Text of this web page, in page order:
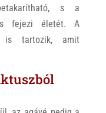
s a
fejezi életét. A
is tartozik, amit